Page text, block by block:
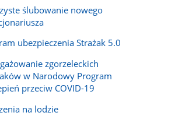
ślubowanie nowego
ubezpieczenia Strażak 5.0
zgorzeleckich
w Narodowy Program
przeciw COVID-19
na lodzie